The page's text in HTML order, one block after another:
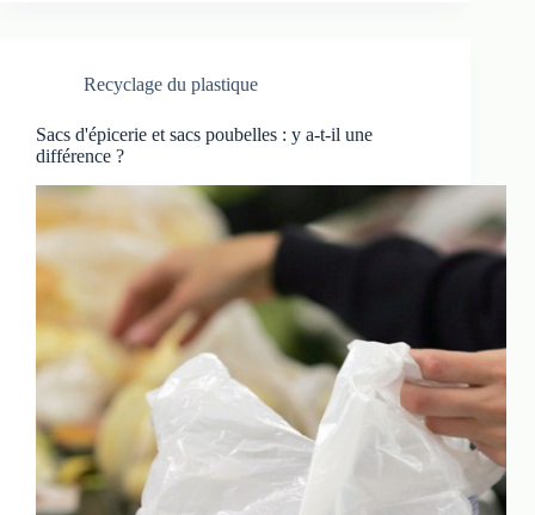
Recyclage du plastique
Sacs d'épicerie et sacs poubelles : y a-t-il une
différence ?